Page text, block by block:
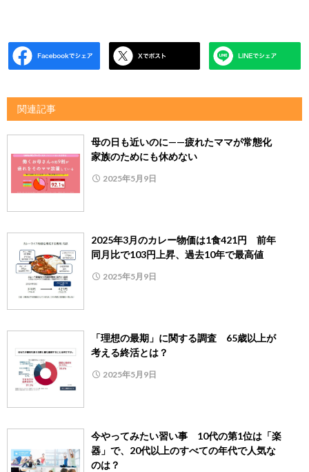
関連記事
母の日も近いのに——疲れたママが常態化
家族のためにも休めない
2025年5月9日
2025年3月のカレー物価は1食421円 前年
同月比で103円上昇、過去10年で最高値
2025年5月9日
「理想の最期」に関する調査 65歳以上が
考える終活とは？
2025年5月9日
今やってみたい習い事 10代の第1位は「楽
器」で、20代以上のすべての年代で人気な
のは？